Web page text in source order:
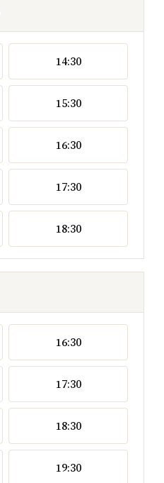
14:30
15:30
16:30
17:30
18:30
16:30
17:30
18:30
19:30